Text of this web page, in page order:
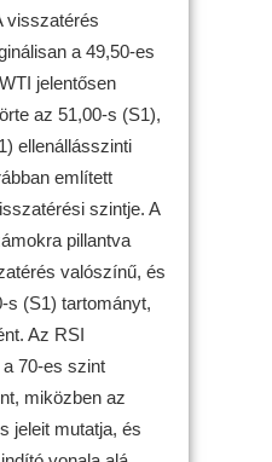
visszatérés
a 49,50-es
jelentősen
az 51,00-s (S1),
ellenállásszinti
említett
szintje. A
pillantva
valószínű, és
s (S1) tartományt,
Az RSI
70-es szint
miközben az
jeleit mutatja, és